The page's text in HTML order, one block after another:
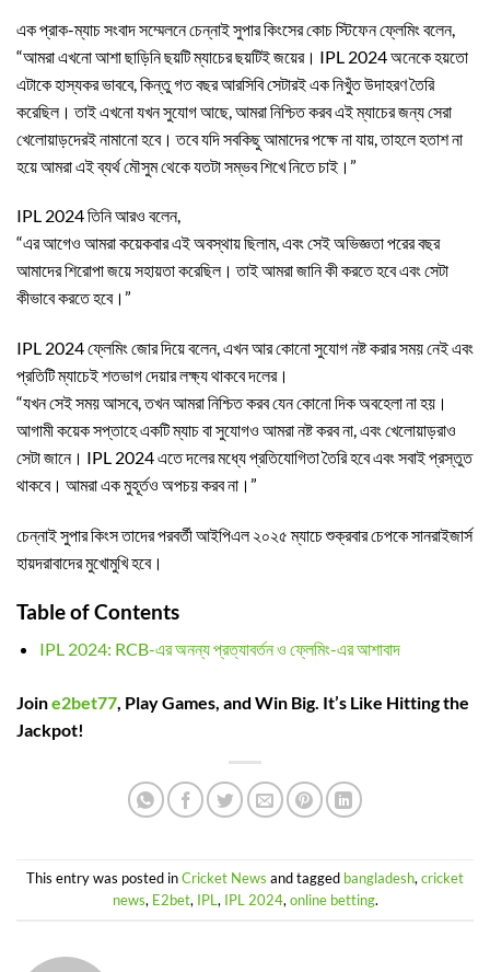
এক প্রাক-ম্যাচ সংবাদ সম্মেলনে চেন্নাই সুপার কিংসের কোচ স্টিফেন ফ্লেমিং বলেন,
“আমরা এখনো আশা ছাড়িনি ছয়টি ম্যাচের ছয়টিই জয়ের। IPL 2024 অনেকে হয়তো
এটাকে হাস্যকর ভাববে, কিন্তু গত বছর আরসিবি সেটারই এক নিখুঁত উদাহরণ তৈরি
করেছিল। তাই এখনো যখন সুযোগ আছে, আমরা নিশ্চিত করব এই ম্যাচের জন্য সেরা
খেলোয়াড়দেরই নামানো হবে। তবে যদি সবকিছু আমাদের পক্ষে না যায়, তাহলে হতাশ না
হয়ে আমরা এই ব্যর্থ মৌসুম থেকে যতটা সম্ভব শিখে নিতে চাই।”
IPL 2024 তিনি আরও বলেন,
“এর আগেও আমরা কয়েকবার এই অবস্থায় ছিলাম, এবং সেই অভিজ্ঞতা পরের বছর
আমাদের শিরোপা জয়ে সহায়তা করেছিল। তাই আমরা জানি কী করতে হবে এবং সেটা
কীভাবে করতে হবে।”
IPL 2024 ফ্লেমিং জোর দিয়ে বলেন, এখন আর কোনো সুযোগ নষ্ট করার সময় নেই এবং
প্রতিটি ম্যাচেই শতভাগ দেয়ার লক্ষ্য থাকবে দলের।
“যখন সেই সময় আসবে, তখন আমরা নিশ্চিত করব যেন কোনো দিক অবহেলা না হয়।
আগামী কয়েক সপ্তাহে একটি ম্যাচ বা সুযোগও আমরা নষ্ট করব না, এবং খেলোয়াড়রাও
সেটা জানে। IPL 2024 এতে দলের মধ্যে প্রতিযোগিতা তৈরি হবে এবং সবাই প্রস্তুত
থাকবে। আমরা এক মুহূর্তও অপচয় করব না।”
চেন্নাই সুপার কিংস তাদের পরবর্তী আইপিএল ২০২৫ ম্যাচে শুক্রবার চেপকে সানরাইজার্স
হায়দরাবাদের মুখোমুখি হবে।
Table of Contents
IPL 2024: RCB-এর অনন্য প্রত্যাবর্তন ও ফ্লেমিং-এর আশাবাদ
Joine2bet77, Play Games, and Win Big. It’s Like Hitting the
Jackpot!
This entry was posted inCricket News and tagged bangladesh, cricket
news, E2bet, IPL, IPL 2024, online betting.